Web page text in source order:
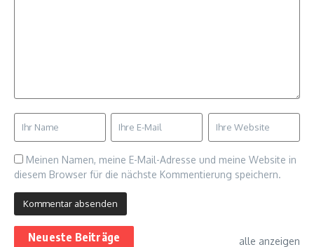
Meinen Namen, meine E-Mail-Adresse und meine Website in
diesem Browser für die nächste Kommentierung speichern.
Neueste Beiträge alle anzeigen